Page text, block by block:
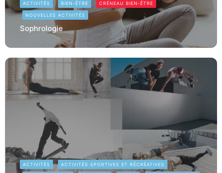
ACTIVITÉS BIEN-ÊTRE CRÉNEAU BIEN-ÊTRE
NOUVELLES ACTIVITÉS
Sophrologie
ACTIVITÉS ACTIVITÉS SPORTIVES ET RÉCRÉATIVES